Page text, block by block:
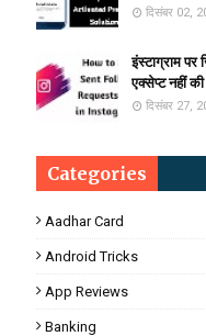
दिसंबर 02,
इंस्टाग्राम पर
एक्सेप्ट नहीं
दिसंबर 27,
Categories
Aadhar Card
Android Tricks
App Reviews
Banking